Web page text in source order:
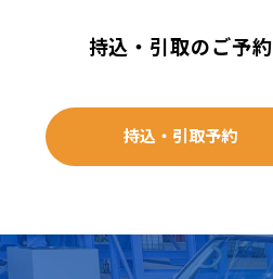
持込・引取のご予約
持込・引取予約